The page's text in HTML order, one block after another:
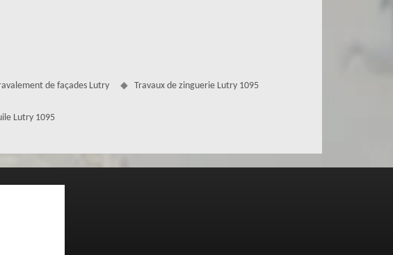
à
de façades Lutry
Lutry 1095
Travaux de zinguerie Lutry 1095